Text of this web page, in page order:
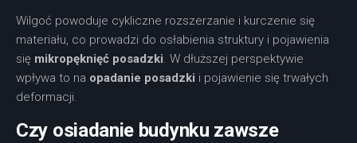
Wilgoć powoduje cykliczne rozszerzanie i kurczenie się
materiału, co prowadzi do osłabienia struktury i pojawienia
się mikropęknięć posadzki. W dłuższej perspektywie
wpływa to na opadanie posadzki i pojawienie się trwałych
deformacji.
Czy osiadanie budynku zawsze